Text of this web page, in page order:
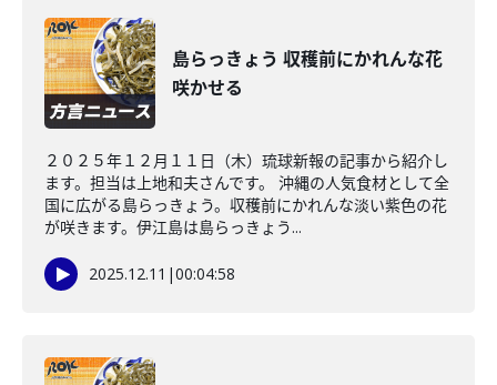
島らっきょう 収穫前にかれんな花
咲かせる
２０２５年１２月１１日（木）琉球新報の記事から紹介し
ます。担当は上地和夫さんです。 沖縄の人気食材として全
国に広がる島らっきょう。収穫前にかれんな淡い紫色の花
が咲きます。伊江島は島らっきょう...
2025.12.11 |00:04:58